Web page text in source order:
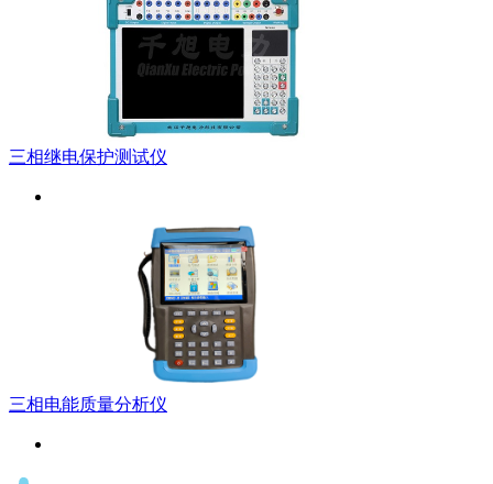
三相继电保护测试仪
三相电能质量分析仪